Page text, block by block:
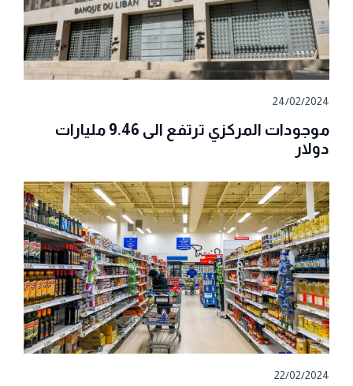
24/02/2024
موجودات المركزي ترتفع الى 9.46 مليارات
دولار
22/02/2024